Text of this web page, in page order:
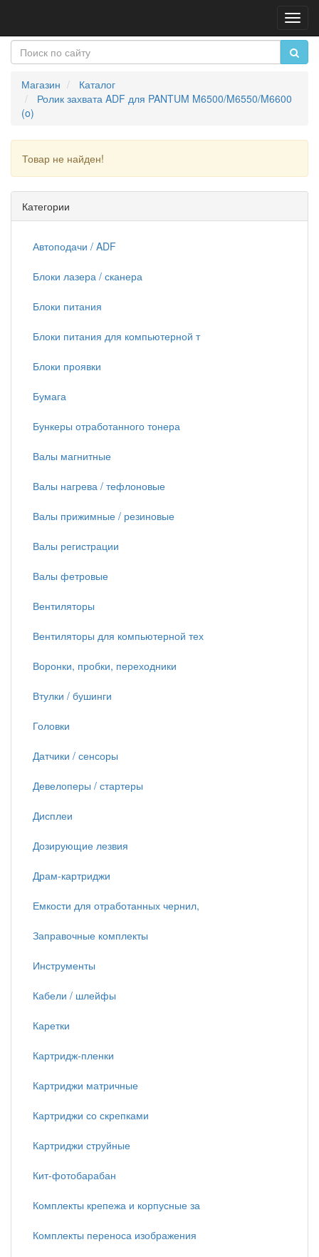
Магазин
Каталог
Ролик захвата ADF для PANTUM M6500/M6550/M6600
(o)
Товар не найден!
Категории
Автоподачи / ADF
Блоки лазера / сканера
Блоки питания
Блоки питания для компьютерной т
Блоки проявки
Бумага
Бункеры отработанного тонера
Валы магнитные
Валы нагрева / тефлоновые
Валы прижимные / резиновые
Валы регистрации
Валы фетровые
Вентиляторы
Вентиляторы для компьютерной тех
Воронки, пробки, переходники
Втулки / бушинги
Головки
Датчики / сенсоры
Девелоперы / стартеры
Дисплеи
Дозирующие лезвия
Драм-картриджи
Емкости для отработанных чернил,
Заправочные комплекты
Инструменты
Кабели / шлейфы
Каретки
Картридж-пленки
Картриджи матричные
Картриджи со скрепками
Картриджи струйные
Кит-фотобарабан
Комплекты крепежа и корпусные за
Комплекты переноса изображения